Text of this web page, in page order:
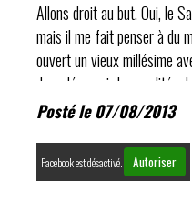
Allons droit au but. Oui, le
mais il me fait penser à du
ouvert un vieux millésime
de redécouvrir les qualités
Posté le 07/08/2013
Facebook est désactivé. Autoriser